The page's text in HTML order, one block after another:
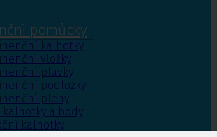
pomůcky
kalhotky
vložky
plavky
podložky
pleny
kalhotky a body
kalhotky